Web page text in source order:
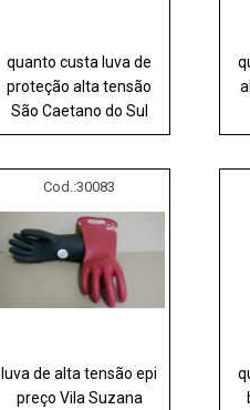
quanto custa luva de
proteção alta tensão
São Caetano do Sul
Cod.:30083
luva de alta tensão epi
preço Vila Suzana